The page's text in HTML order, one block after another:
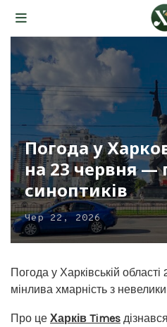
Погода у
на 23 червня —
синоптиків
Чер 22, 2026
Погода у Харківській
мінлива хмарність з
Про це Харків Times